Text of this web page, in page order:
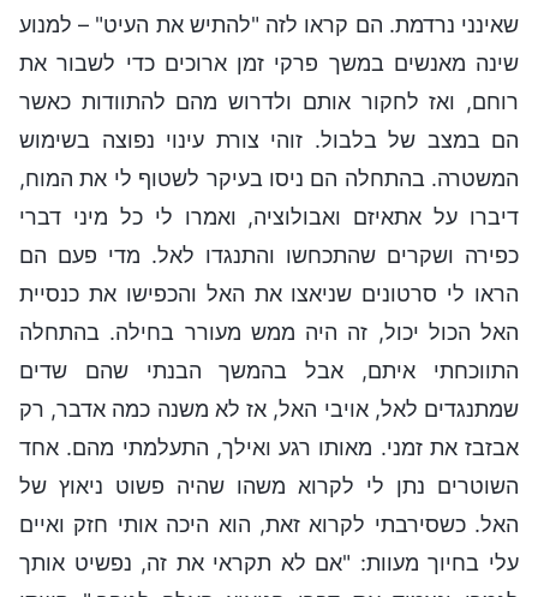
שאינני נרדמת. הם קראו לזה "להתיש את העיט" – למנוע
שינה מאנשים במשך פרקי זמן ארוכים כדי לשבור את
רוחם, ואז לחקור אותם ולדרוש מהם להתוודות כאשר
הם במצב של בלבול. זוהי צורת עינוי נפוצה בשימוש
המשטרה. בהתחלה הם ניסו בעיקר לשטוף לי את המוח,
דיברו על אתאיזם ואבולוציה, ואמרו לי כל מיני דברי
כפירה ושקרים שהתכחשו והתנגדו לאל. מדי פעם הם
הראו לי סרטונים שניאצו את האל והכפישו את כנסיית
האל הכול יכול, זה היה ממש מעורר בחילה. בהתחלה
התווכחתי איתם, אבל בהמשך הבנתי שהם שדים
שמתנגדים לאל, אויבי האל, אז לא משנה כמה אדבר, רק
אבזבז את זמני. מאותו רגע ואילך, התעלמתי מהם. אחד
השוטרים נתן לי לקרוא משהו שהיה פשוט ניאוץ של
האל. כשסירבתי לקרוא זאת, הוא היכה אותי חזק ואיים
עלי בחיוך מעוות: "אם לא תקראי את זה, נפשיט אותך